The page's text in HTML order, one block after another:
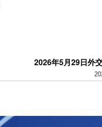
2026年5月29日外